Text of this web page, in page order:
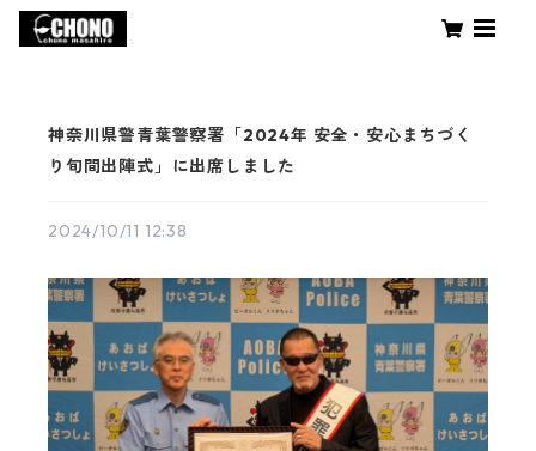
神奈川県警青葉警察署「2024年 安全・安心まちづく
り旬間出陣式」に出席しました
2024/10/11 12:38